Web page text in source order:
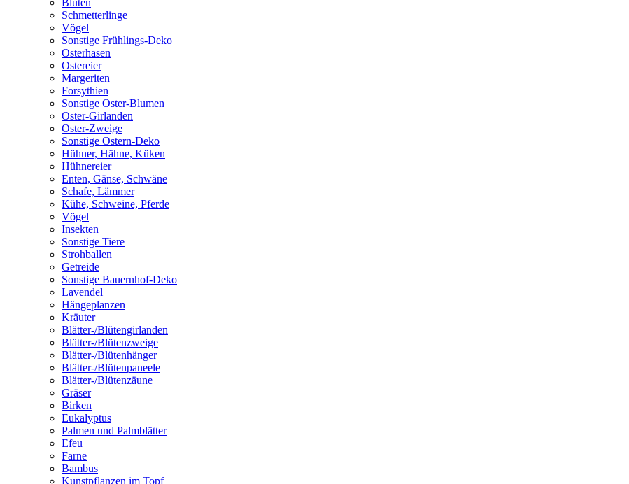
Schmetterlinge
Vögel
Sonstige Frühlings-Deko
Osterhasen
Ostereier
Margeriten
Forsythien
Sonstige Oster-Blumen
Oster-Girlanden
Oster-Zweige
Sonstige Ostern-Deko
Hühner, Hähne, Küken
Hühnereier
Enten, Gänse, Schwäne
Schafe, Lämmer
Kühe, Schweine, Pferde
Vögel
Insekten
Sonstige Tiere
Strohballen
Getreide
Sonstige Bauernhof-Deko
Lavendel
Hängeplanzen
Kräuter
Blätter-/Blütengirlanden
Blätter-/Blütenzweige
Blätter-/Blütenhänger
Blätter-/Blütenpaneele
Blätter-/Blütenzäune
Gräser
Birken
Eukalyptus
Palmen und Palmblätter
Efeu
Farne
Bambus
Kunstpflanzen im Topf